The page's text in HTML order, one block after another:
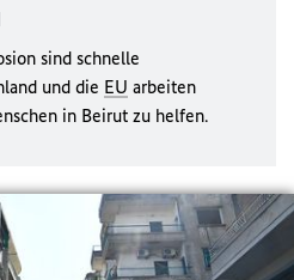
sind schnelle
und die EU arbeiten
in Beirut zu helfen.